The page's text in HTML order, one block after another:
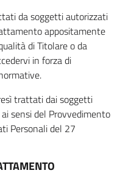
da soggetti autorizzati
appositamente
di Titolare o da
in forza di
trattati dai soggetti
sensi del Provvedimento
Personali del 27